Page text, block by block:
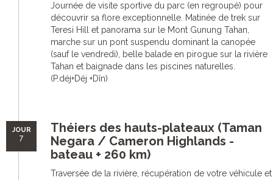
Journée de visite sportive du parc (en regroupé) pour
découvrir sa flore exceptionnelle. Matinée de trek sur
Teresi Hill et panorama sur le Mont Gunung Tahan,
marche sur un pont suspendu dominant la canopée
(sauf le vendredi), belle balade en pirogue sur la rivière
Tahan et baignade dans les piscines naturelles.
(P.déj+Déj +Dîn)
JOUR
7
Théiers des hauts-plateaux (Taman
Negara / Cameron Highlands -
bateau + 260 km)
Traversée de la rivière, récupération de votre véhicule et